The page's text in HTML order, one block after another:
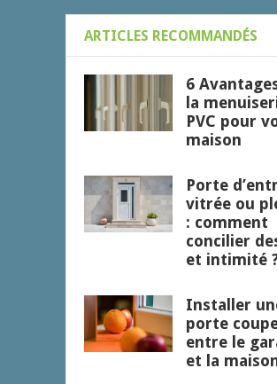
ARTICLES RECOMMANDÉS
6
la
PVC pour
maison
Porte
vitrée ou
: comment
concilier
et intimité
Installer
porte
entre le
et la